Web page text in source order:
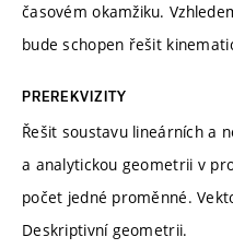
časovém okamžiku.
bude schopen řešit
PREREKVIZITY
Řešit soustavu lineárních a
a analytickou geometrii v
počet jedné proměnné.
Deskriptivní geometrii.